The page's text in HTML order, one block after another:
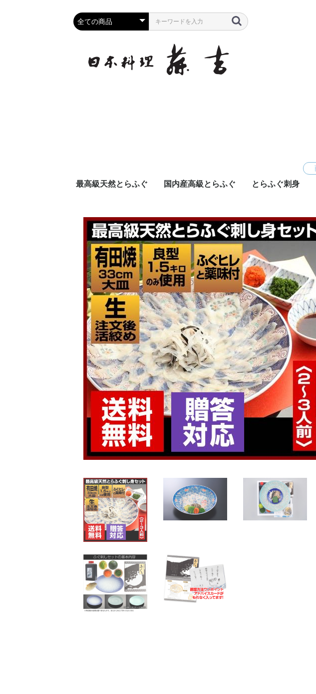
最高級天然とらふぐ
然)
国内産高級とらふぐ
産)
とらふぐ刺身